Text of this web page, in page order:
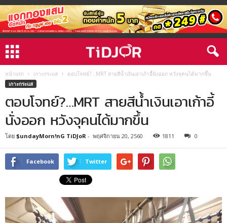
หน้าแรก เกาะกระแส
ตอบโจทย์?…MRT สายสีน้ำเงินเอาเก้าอี้นั่งออก หวังจุคนได้มากขึ้น
เกาะกระแส
ตอบโจทย์?…MRT สายสีน้ำเงินเอาเก้าอี้
นั่งออก หวังจุคนได้มากขึ้น
โดย $undayMorn!nG TiDJoR - พฤศจิกายน 20, 2560 1811 0
Facebook Twitter